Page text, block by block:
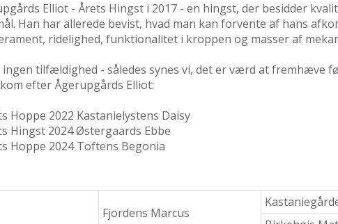
Elliot - Årets Hingst i 2017 - en hingst, der besidder
Han har allerede bevist, hvad man kan forvente af hans
ridelighed, funktionalitet i kroppen og masser af
ingen tilfældighed - således synes vi, det er værd at fremhæve
efter Ågerupgårds Elliot:
Hoppe 2022 Kastanielystens Daisy
Hingst 2024 Østergaards Ebbe
Hoppe 2024 Toftens Begonia
Fjordens Marcus